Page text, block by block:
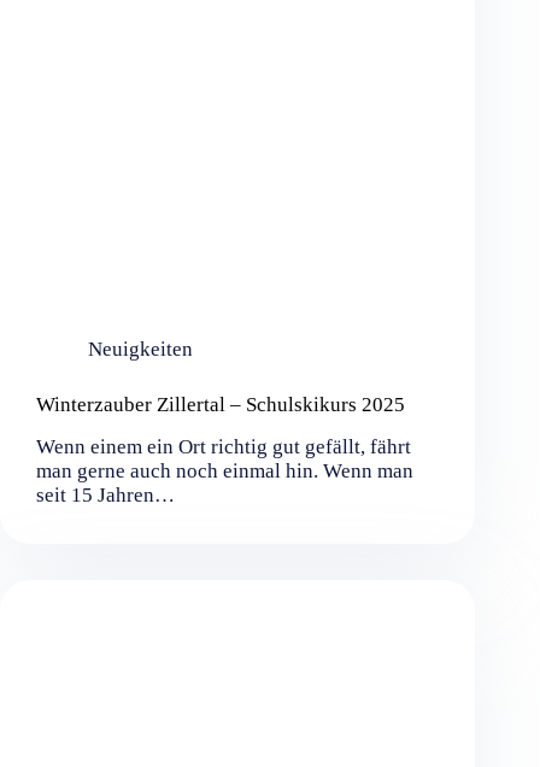
Neuigkeiten
Winterzauber Zillertal – Schulskikurs 2025
Wenn einem ein Ort richtig gut gefällt, fährt
man gerne auch noch einmal hin. Wenn man
seit 15 Jahren…